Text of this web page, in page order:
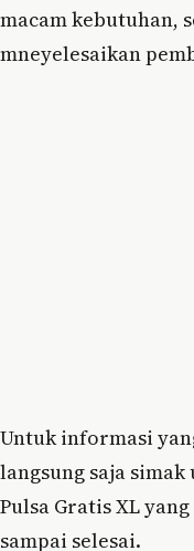
macam kebutuhan,
mneyelesaikan
Untuk informasi
langsung saja
Pulsa Gratis XL
sampai selesai.